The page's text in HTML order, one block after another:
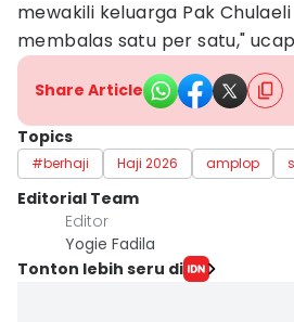
mewakili keluarga Pak
membalas satu per satu,"
Share Article
Topics
#berhaji Haji 2026 amplop
Editorial Team
Editor
Yogie Fadila
Tonton lebih seru di